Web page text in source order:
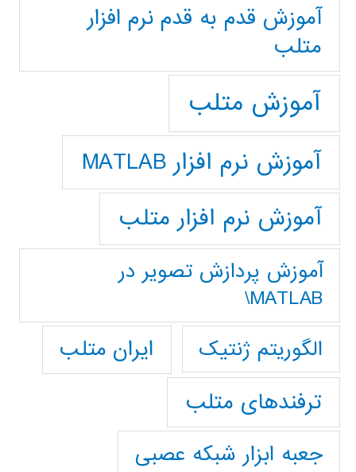
آموزش قدم به قدم نرم افزار
متلب
آموزش متلب
آموزش نرم افزار MATLAB
آموزش نرم افزار متلب
آموزش پردازش تصوير در
MATLAB\
الگوریتم ژنتیک
ایران متلب
ترفندهای متلب
جعبه ابزار شبکه عصبی